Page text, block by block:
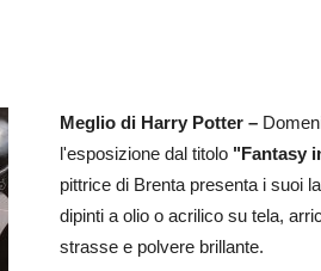
Meglio di Harry Potter –
l'esposizione dal titolo "Fantasy
pittrice di Brenta presenta i suoi
dipinti a olio o acrilico su tela,
strasse e polvere brillante.